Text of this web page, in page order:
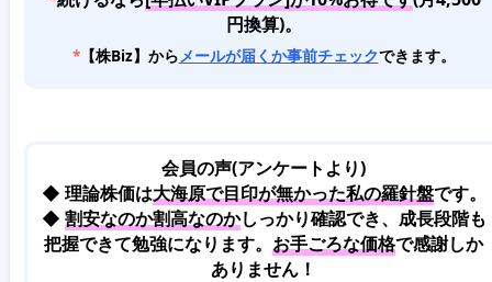
円換算)。
*【株Biz】からメールが届くか事前チェックできます。
会員の声(アンケートより)
◆ 理論株価は大海原で目印が無かった私の羅針盤です。
◆ 割安なのか割高なのかしっかり確認でき、成長段階も
把握できて勉強になります。 お手ごろな価格で感謝しか
ありません！